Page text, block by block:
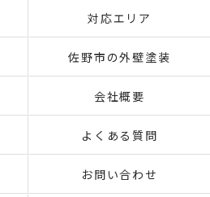
対応エリア
佐野市の外壁塗装
会社概要
よくある質問
お問い合わせ